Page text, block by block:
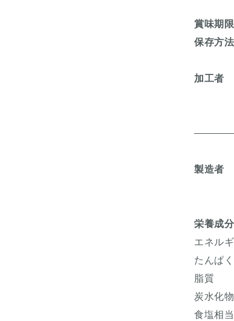
備え
賞味期限
保存方法
常温
加工者
東京
製造者
栄養成
エネル
たんぱ
脂
炭水
食塩相